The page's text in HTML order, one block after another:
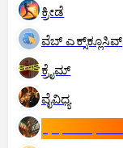
ಕ್ರೀಡೆ
ವೆಬ್ ಎಕ್ಸ್‌ಕ್ಲೂಸಿವ್
ಕ್ರೈಮ್
ವೈವಿಧ್ಯ